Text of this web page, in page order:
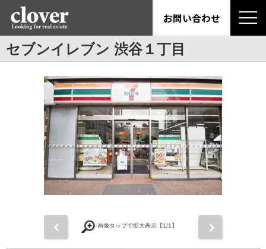
お問い合わせ
セブンイレブン 渋谷１丁目
画像タップで拡大表示【1/1】